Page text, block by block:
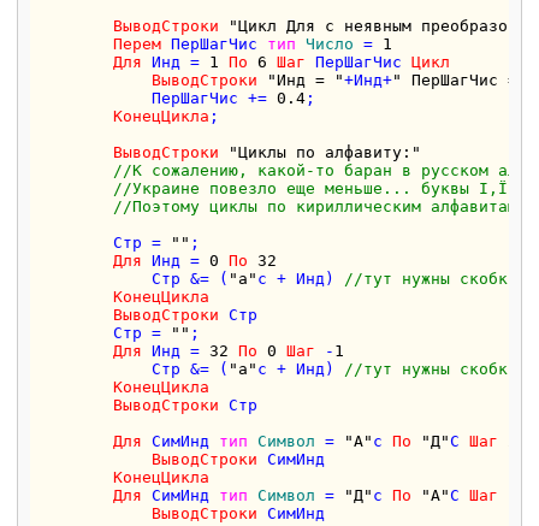
ВыводСтроки
"Цикл Для с неявным
Перем ПерШагЧис тип Число = 1
Для Инд = 1 По 6 Шаг ПерШагЧис Цикл
ВыводСтроки
"Инд = "+Инд+" ПерШагЧис = "
            ПерШагЧис +=
0.4 ;
КонецЦикла ;
ВыводСтроки
"Циклы по алфавиту:"
//К сожалению, какой-то баран в русском
//Украине повезло еще меньше... буквы І,Ї,Є
//Поэтому циклы по кириллическим
        Стр =
"" ;
Для Инд = 0 По
32
            Стр &= (
"а" с + Инд)
//тут нужны скобки,
КонецЦикла
ВыводСтроки Стр
        Стр =
"" ;
Для Инд = 32 По 0 Шаг - 1
            Стр &= (
"а" с + Инд)
//тут нужны скобки,
КонецЦикла
ВыводСтроки Стр
Для СимИнд тип Символ = "А" с По "Д"С Шаг
ВыводСтроки СимИнд
КонецЦикла
Для СимИнд тип Символ = "Д" с По "А"С Шаг
ВыводСтроки СимИнд